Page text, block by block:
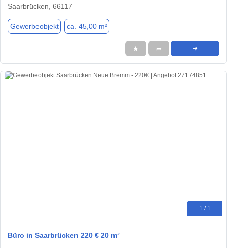
Saarbrücken, 66117
Gewerbeobjekt ca. 45,00 m²
★ ➦ ➜
1 / 1
Büro in Saarbrücken 220 € 20 m²